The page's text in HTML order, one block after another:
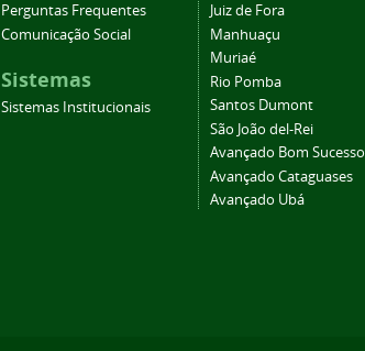
Perguntas Frequentes
Comunicação Social
Sistemas
Sistemas Institucionais
Juiz de Fora
Manhuaçu
Muriaé
Rio Pomba
Santos Dumont
São João del-Rei
Avançado Bom Sucesso
Avançado Cataguases
Avançado Ubá